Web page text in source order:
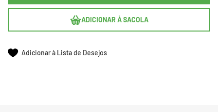
ADICIONAR À SACOLA
Adicionar à Lista de Desejos